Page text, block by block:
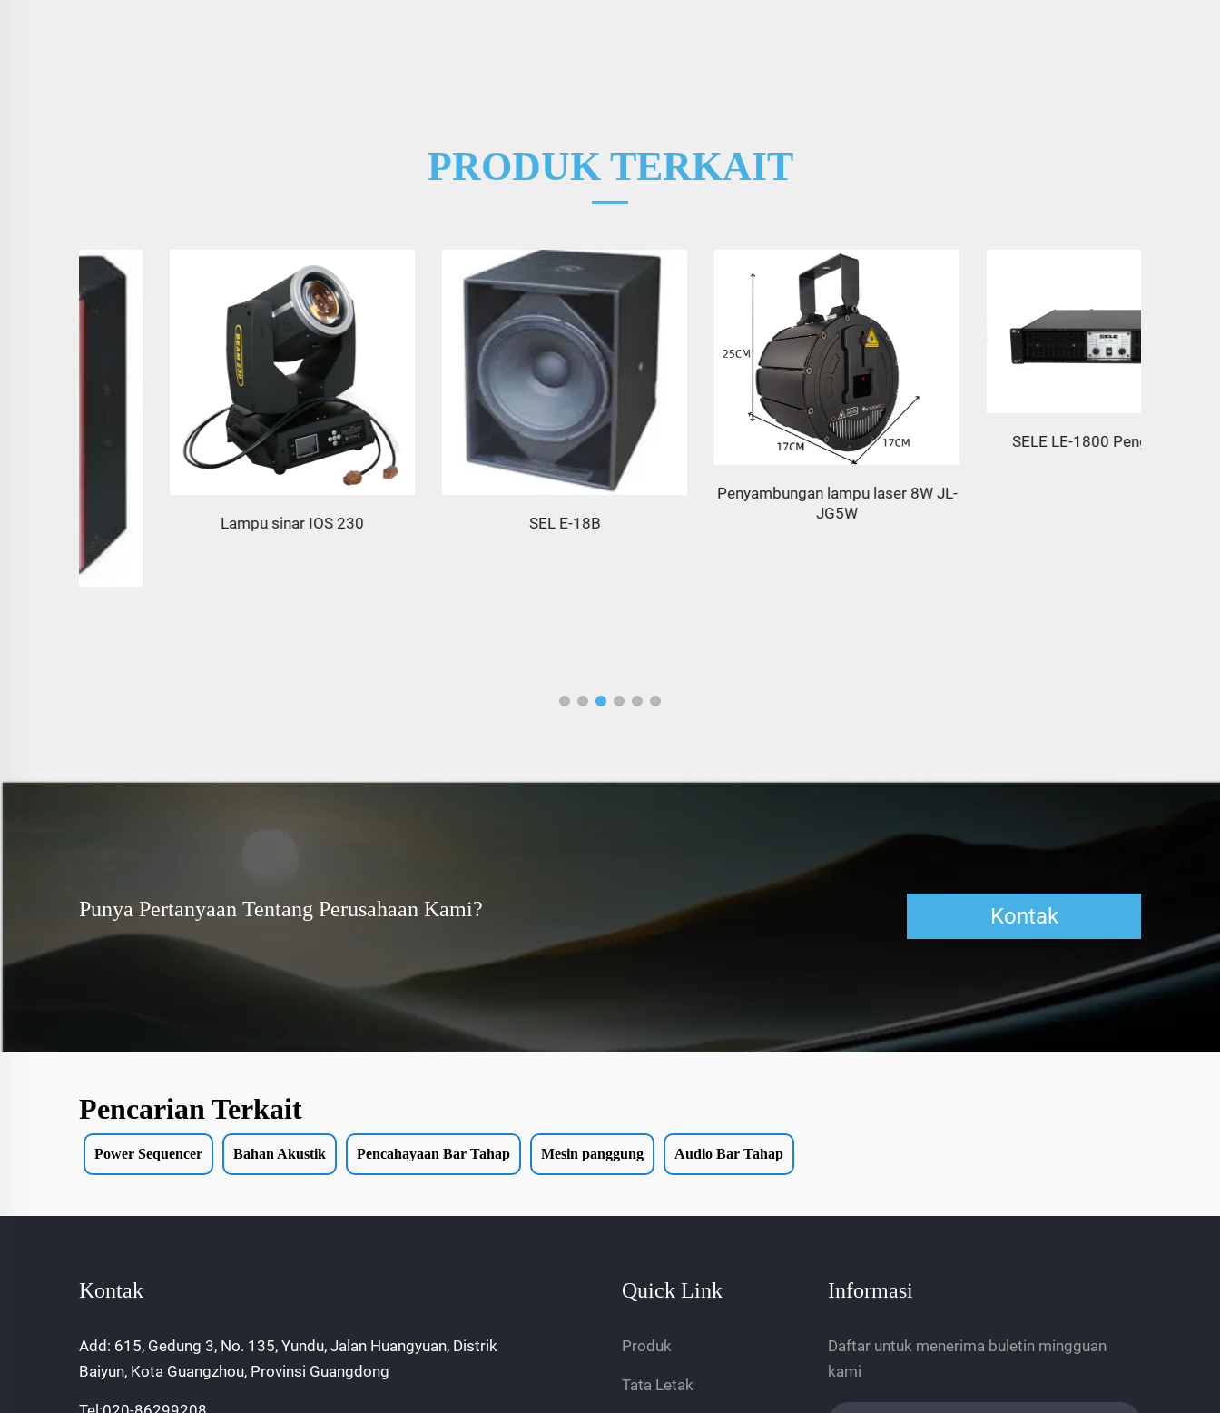
PRODUK TERKAIT
Lampu sinar IOS 230
Penyambungan lampu laser 8W JL-
SELE LE-1800 Penguat Daya
Punya Pertanyaan Tentang Perusahaan Kami? Kontak
Pencarian Terkait
Power Sequencer Bahan Akustik Pencahayaan Bar Tahap Mesin panggung Audio Bar Tahap
Kontak
Add: 615, Gedung 3, No. 135, Yundu, Jalan Huangyuan, Distrik
Baiyun, Kota Guangzhou, Provinsi Guangdong
Quick Link
Produk
Tata Letak
Informasi
Daftar untuk menerima buletin mingguan
kami